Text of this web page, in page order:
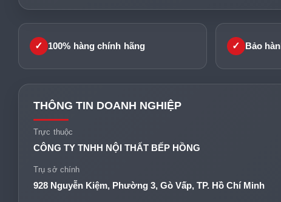
✓ 100% hàng chính hãng ✓ Bảo
THÔNG TIN DOANH NGHIỆP
Trực thuộc
CÔNG TY TNHH NỘI THẤT BẾP HỒNG
Trụ sở chính
928 Nguyễn Kiệm, Phường 3, Gò Vấp, TP. Hồ Chí Minh